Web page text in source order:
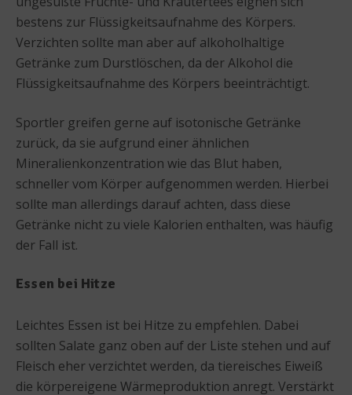
bestens zur Flüssigkeitsaufnahme des Körpers.
Verzichten sollte man aber auf alkoholhaltige
Getränke zum Durstlöschen, da der Alkohol die
Flüssigkeitsaufnahme des Körpers beeinträchtigt.
Sportler greifen gerne auf isotonische Getränke
zurück, da sie aufgrund einer ähnlichen
Mineralienkonzentration wie das Blut haben,
schneller vom Körper aufgenommen werden. Hierbei
sollte man allerdings darauf achten, dass diese
Getränke nicht zu viele Kalorien enthalten, was häufig
der Fall ist.
Essen bei Hitze
Leichtes Essen ist bei Hitze zu empfehlen. Dabei
sollten Salate ganz oben auf der Liste stehen und auf
Fleisch eher verzichtet werden, da tiereisches Eiweiß
die körpereigene Wärmeproduktion anregt. Verstärkt